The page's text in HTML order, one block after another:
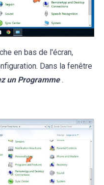
en bas de l'écran,
Dans la fenêtre
un Programme .